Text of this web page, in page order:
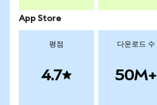
App Store
평점
4.7
다운로드 수
50M+